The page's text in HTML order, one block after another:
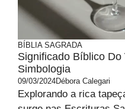
BÍBLIA SAGRADA
Significado Bíblico
Simbologia
09/03/2024Débora Calegari
Explorando a rica